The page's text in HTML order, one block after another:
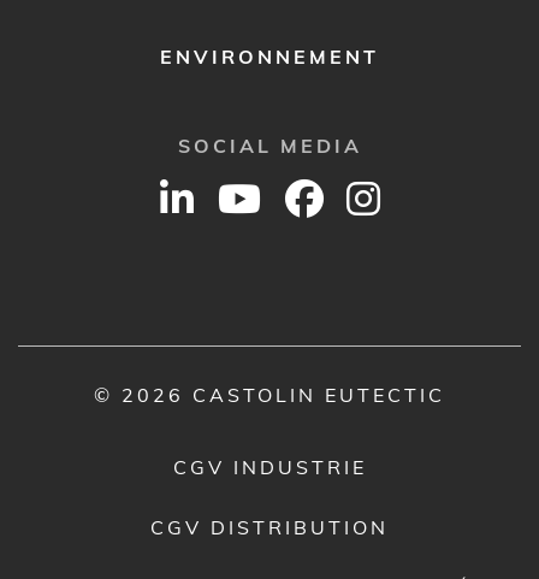
ENVIRONNEMENT
SOCIAL MEDIA
© 2026 CASTOLIN EUTECTIC
CGV INDUSTRIE
CGV DISTRIBUTION